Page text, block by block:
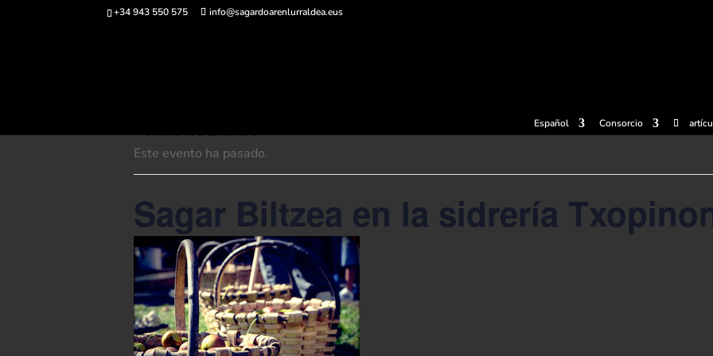
+34 943 550 575 info@sagardoarenlurraldea.eus
Español Consorcio
« Todos los Eventos
Este evento ha pasado.
Sagar Biltzea en la sidrería